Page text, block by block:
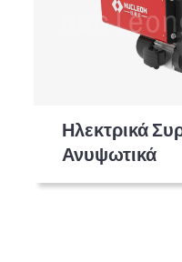
Ηλεκτρικά
Ανυψωτικά